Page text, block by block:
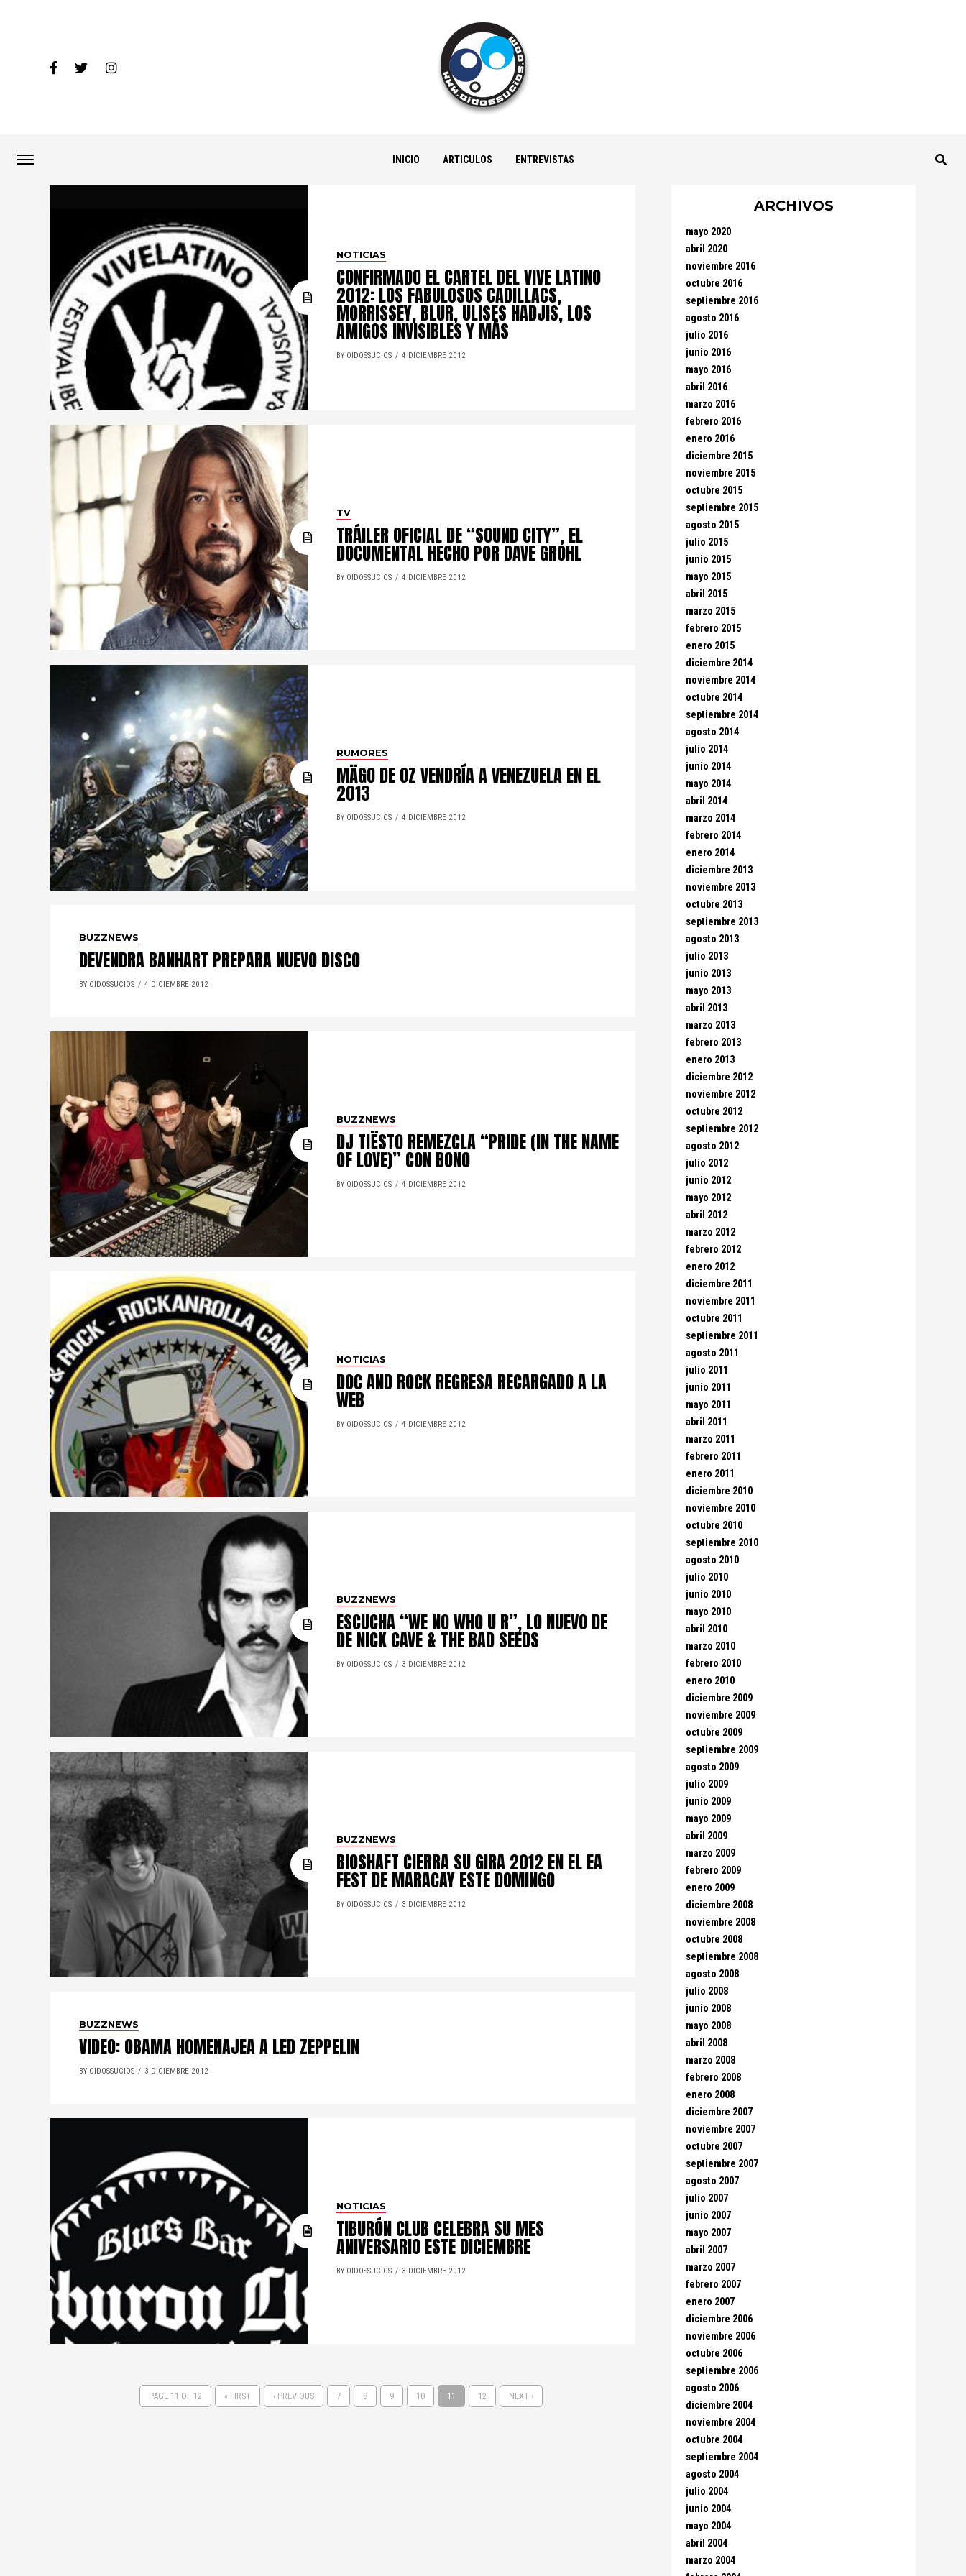
INICIO ARTICULOS ENTREVISTAS
NOTICIAS
CONFIRMADO EL CARTEL DEL VIVE LATINO
2012: LOS FABULOSOS CADILLACS,
MORRISSEY, BLUR, ULISES HADJIS, LOS
AMIGOS INVISIBLES Y MÁS
BY OIDOSSUCIOS 4 DICIEMBRE 2012
TV
TRÁILER OFICIAL DE “SOUND CITY”, EL
DOCUMENTAL HECHO POR DAVE GROHL
BY OIDOSSUCIOS 4 DICIEMBRE 2012
RUMORES
MÄGO DE OZ VENDRÍA A VENEZUELA EN EL
2013
BY OIDOSSUCIOS 4 DICIEMBRE 2012
BUZZNEWS
DEVENDRA BANHART PREPARA NUEVO DISCO
BY OIDOSSUCIOS 4 DICIEMBRE 2012
BUZZNEWS
DJ TIËSTO REMEZCLA “PRIDE (IN THE NAME
OF LOVE)” CON BONO
BY OIDOSSUCIOS 4 DICIEMBRE 2012
NOTICIAS
DOC AND ROCK REGRESA RECARGADO A LA
WEB
BY OIDOSSUCIOS 4 DICIEMBRE 2012
BUZZNEWS
ESCUCHA “WE NO WHO U R”, LO NUEVO DE
DE NICK CAVE & THE BAD SEEDS
BY OIDOSSUCIOS 3 DICIEMBRE 2012
BUZZNEWS
BIOSHAFT CIERRA SU GIRA 2012 EN EL EA
FEST DE MARACAY ESTE DOMINGO
BY OIDOSSUCIOS 3 DICIEMBRE 2012
BUZZNEWS
VIDEO: OBAMA HOMENAJEA A LED ZEPPELIN
BY OIDOSSUCIOS 3 DICIEMBRE 2012
NOTICIAS
TIBURÓN CLUB CELEBRA SU MES
ANIVERSARIO ESTE DICIEMBRE
BY OIDOSSUCIOS 3 DICIEMBRE 2012
PAGE 11 OF 12 « FIRST ‹ PREVIOUS 7 8 9 10 11 12 NEXT ›
ARCHIVOS
mayo 2020
abril 2020
noviembre 2016
octubre 2016
septiembre 2016
agosto 2016
julio 2016
junio 2016
mayo 2016
abril 2016
marzo 2016
febrero 2016
enero 2016
diciembre 2015
noviembre 2015
octubre 2015
septiembre 2015
agosto 2015
julio 2015
junio 2015
mayo 2015
abril 2015
marzo 2015
febrero 2015
enero 2015
diciembre 2014
noviembre 2014
octubre 2014
septiembre 2014
agosto 2014
julio 2014
junio 2014
mayo 2014
abril 2014
marzo 2014
febrero 2014
enero 2014
diciembre 2013
noviembre 2013
octubre 2013
septiembre 2013
agosto 2013
julio 2013
junio 2013
mayo 2013
abril 2013
marzo 2013
febrero 2013
enero 2013
diciembre 2012
noviembre 2012
octubre 2012
septiembre 2012
agosto 2012
julio 2012
junio 2012
mayo 2012
abril 2012
marzo 2012
febrero 2012
enero 2012
diciembre 2011
noviembre 2011
octubre 2011
septiembre 2011
agosto 2011
julio 2011
junio 2011
mayo 2011
abril 2011
marzo 2011
febrero 2011
enero 2011
diciembre 2010
noviembre 2010
octubre 2010
septiembre 2010
agosto 2010
julio 2010
junio 2010
mayo 2010
abril 2010
marzo 2010
febrero 2010
enero 2010
diciembre 2009
noviembre 2009
octubre 2009
septiembre 2009
agosto 2009
julio 2009
junio 2009
mayo 2009
abril 2009
marzo 2009
febrero 2009
enero 2009
diciembre 2008
noviembre 2008
octubre 2008
septiembre 2008
agosto 2008
julio 2008
junio 2008
mayo 2008
abril 2008
marzo 2008
febrero 2008
enero 2008
diciembre 2007
noviembre 2007
octubre 2007
septiembre 2007
agosto 2007
julio 2007
junio 2007
mayo 2007
abril 2007
marzo 2007
febrero 2007
enero 2007
diciembre 2006
noviembre 2006
octubre 2006
septiembre 2006
agosto 2006
diciembre 2004
noviembre 2004
octubre 2004
septiembre 2004
agosto 2004
julio 2004
junio 2004
mayo 2004
abril 2004
marzo 2004